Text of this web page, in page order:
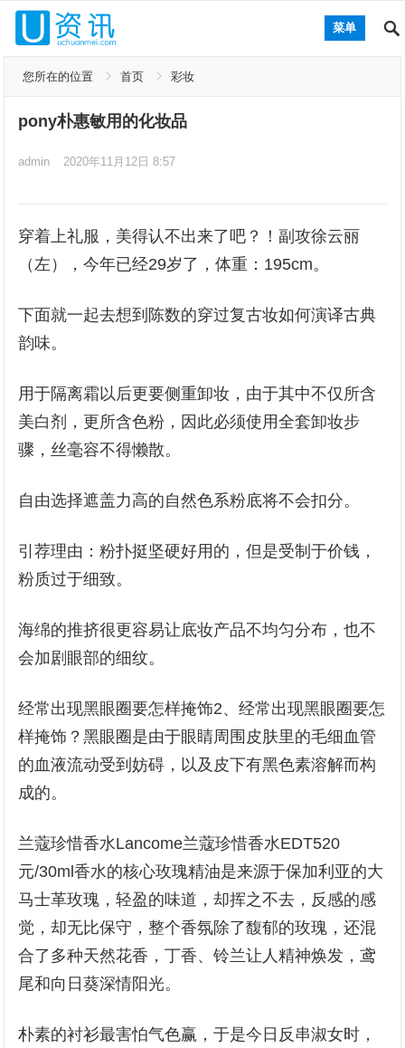
菜单
您所在的位置 首页 彩妆
pony朴惠敏用的化妆品
admin 2020年11月12日 8:57
穿着上礼服，美得认不出来了吧？！副攻徐云丽
（左），今年已经29岁了，体重：195cm。
下面就一起去想到陈数的穿过复古妆如何演译古典
韵味。
用于隔离霜以后更要侧重卸妆，由于其中不仅所含
美白剂，更所含色粉，因此必须使用全套卸妆步
骤，丝毫容不得懒散。
自由选择遮盖力高的自然色系粉底将不会扣分。
引荐理由：粉扑挺坚硬好用的，但是受制于价钱，
粉质过于细致。
海绵的推挤很更容易让底妆产品不均匀分布，也不
会加剧眼部的细纹。
经常出现黑眼圈要怎样掩饰2、经常出现黑眼圈要怎
样掩饰？黑眼圈是由于眼睛周围皮肤里的毛细血管
的血液流动受到妨碍，以及皮下有黑色素溶解而构
成的。
兰蔻珍惜香水Lancome兰蔻珍惜香水EDT520
元/30ml香水的核心玫瑰精油是来源于保加利亚的大
马士革玫瑰，轻盈的味道，却挥之不去，反感的感
觉，却无比保守，整个香氛除了馥郁的玫瑰，还混
合了多种天然花香，丁香、铃兰让人精神焕发，鸢
尾和向日葵深情阳光。
朴素的衬衫最害怕气色赢，于是今日反串淑女时，